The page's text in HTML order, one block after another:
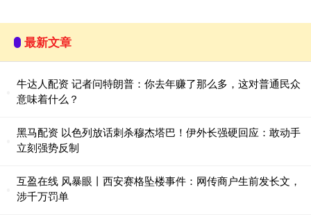
最新文章
牛达人配资 记者问特朗普：你去年赚了那么多，这对普通民众
意味着什么？
黑马配资 以色列放话刺杀穆杰塔巴！伊外长强硬回应：敢动手
立刻强势反制
互盈在线 风暴眼丨西安赛格坠楼事件：网传商户生前发长文，
涉千万罚单